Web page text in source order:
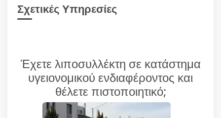
Σχετικές Υπηρεσίες
Έχετε λιποσυλλέκτη σε κατάστημα
υγειονομικού ενδιαφέροντος και
θέλετε πιστοποιητικό;